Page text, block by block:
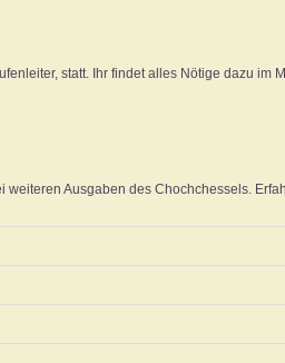
statt. Ihr findet alles Nötige dazu im
Ausgaben des Chochchessels.